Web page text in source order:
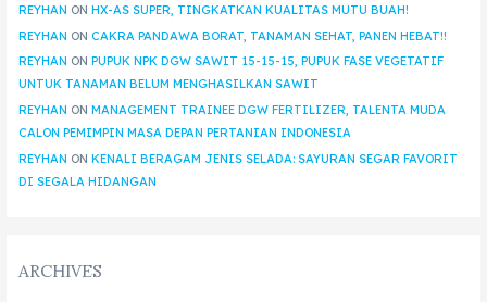
REYHAN ON HX-AS SUPER, TINGKATKAN KUALITAS MUTU BUAH!
REYHAN ON CAKRA PANDAWA BORAT, TANAMAN SEHAT, PANEN HEBAT!!
REYHAN ON PUPUK NPK DGW SAWIT 15-15-15, PUPUK FASE VEGETATIF
UNTUK TANAMAN BELUM MENGHASILKAN SAWIT
REYHAN ON MANAGEMENT TRAINEE DGW FERTILIZER, TALENTA MUDA
CALON PEMIMPIN MASA DEPAN PERTANIAN INDONESIA
REYHAN ON KENALI BERAGAM JENIS SELADA: SAYURAN SEGAR FAVORIT
DI SEGALA HIDANGAN
ARCHIVES